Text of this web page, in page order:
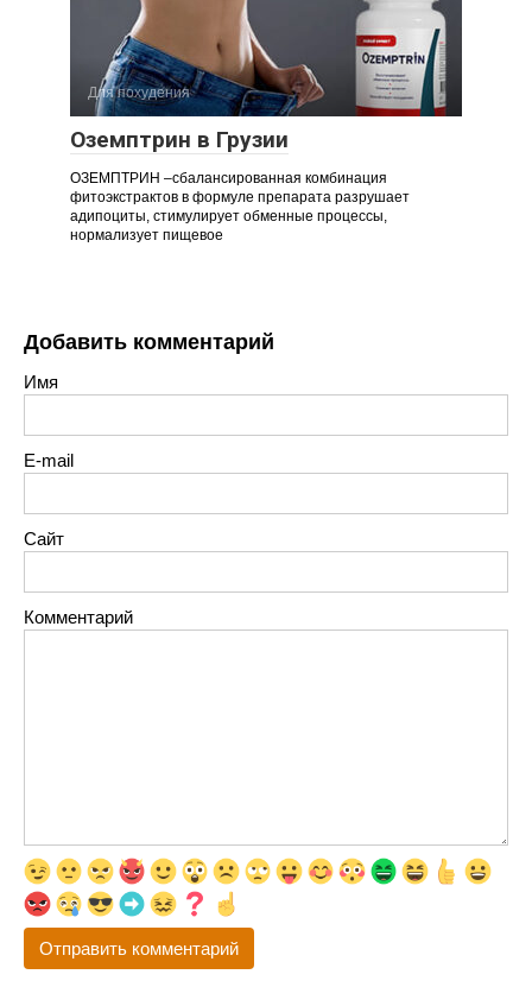
Для похудения
Оземптрин в Грузии
ОЗЕМПТРИН –сбалансированная комбинация
фитоэкстрактов в формуле препарата разрушает
адипоциты, стимулирует обменные процессы,
нормализует пищевое
Добавить комментарий
Имя
E-mail
Сайт
Комментарий